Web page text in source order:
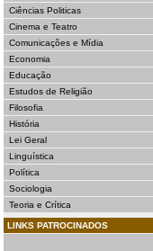
Ciências Politicas
Cinema e Teatro
Comunicações e Mídia
Economia
Educação
Estudos de Religião
Filosofia
História
Lei Geral
Linguística
Política
Sociologia
Teoria e Crítica
LINKS PATROCINADOS